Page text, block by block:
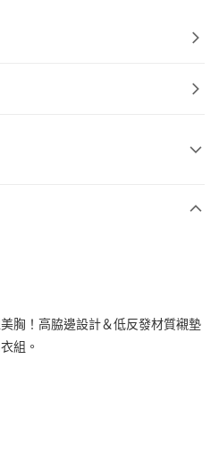
胸！高脇邊設計＆低反發材質襯墊
組。